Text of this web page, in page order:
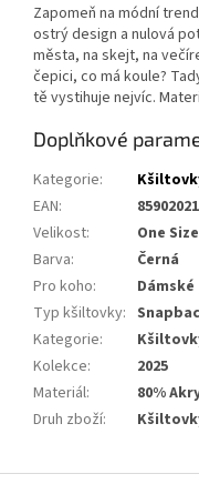
Zapomeň na módní
ostrý design a nulová
města, na skejt, na
čepici, co má koule?
tě vystihuje nejvíc.
Doplňkové
Kategorie:
EAN:
Velikost:
One Size
Barva:
Černá
Pro koho:
Dámské
Typ kšiltovky:
Kategorie:
Kolekce:
2025
Materiál:
80%
Druh zboží: